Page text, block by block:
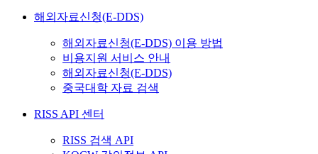
해외자료신청(E-DDS)
해외자료신청(E-DDS) 이용 방법
비용지원 서비스 안내
해외자료신청(E-DDS)
중국대학 자료 검색
RISS API 센터
RISS 검색 API